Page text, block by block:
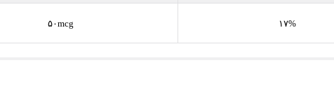
۵۰mcg ۱۷%